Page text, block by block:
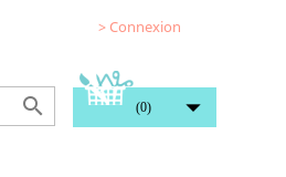
> Connexion
 (0) 